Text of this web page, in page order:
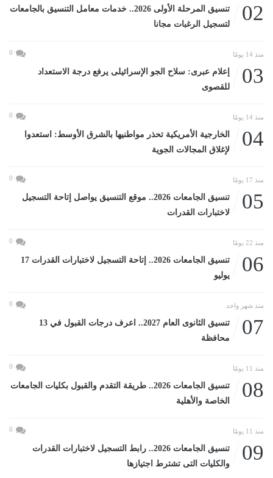
02
تنسيق المرحلة الأولى 2026.. خدمات معامل التنسيق بالجامعات
لتسجيل الرغبات مجانا
منذ 14 يومًا 0
03
إعلام عبرى: سلاح الجو الإسرائيلى يرفع درجة الاستعداد
للقصوى
منذ 14 يومًا 0
04
الخارجية الأمريكية تحذر مواطنيها بالشرق الأوسط: استعدوا
لإغلاق المجالات الجوية
منذ 17 يومًا 0
05
تنسيق الجامعات 2026.. موقع التنسيق يواصل إتاحة التسجيل
لاختبارات القدرات
منذ 22 يومًا 0
06
تنسيق الجامعات 2026.. إتاحة التسجيل لاختبارات القدرات 17
يوليو
منذ شهر واحد 0
07
تنسيق الثانوى العام 2027.. اعرف درجات القبول في 13
محافظة
منذ 11 يومًا 0
08
تنسيق الجامعات 2026.. طريقة التقدم والقبول بكليات الجامعات
الخاصة والأهلية
منذ 11 يومًا 0
09
تنسيق الجامعات 2026.. رابط التسجيل لاختبارات القدرات
والكليات التى تشترط اجتيازها